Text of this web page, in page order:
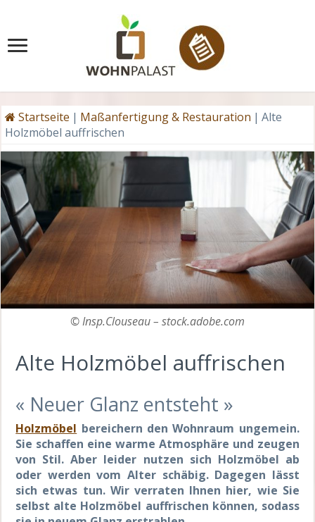
Startseite | Maßanfertigung & Restauration | Alte
Holzmöbel auffrischen
© Insp.Clouseau – stock.adobe.com
Alte Holzmöbel auffrischen
« Neuer Glanz entsteht »
Holzmöbel bereichern den Wohnraum ungemein.
Sie schaffen eine warme Atmosphäre und zeugen
von Stil. Aber leider nutzen sich Holzmöbel ab
oder werden vom Alter schäbig. Dagegen lässt
sich etwas tun. Wir verraten Ihnen hier, wie Sie
selbst alte Holzmöbel auffrischen können, sodass